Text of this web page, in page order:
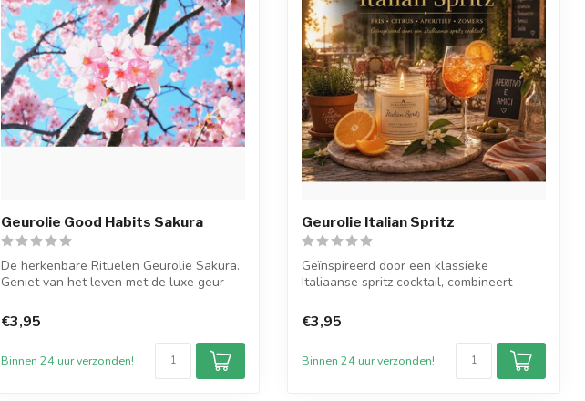
Geurolie Good Habits Sakura
De herkenbare Rituelen Geurolie Sakura.
Geniet van het leven met de luxe geur
€3,95
Binnen 24 uur verzonden!
Geurolie Italian Spritz
Geïnspireerd door een klassieke
Italiaanse spritz cocktail, combineert
€3,95
Binnen 24 uur verzonden!